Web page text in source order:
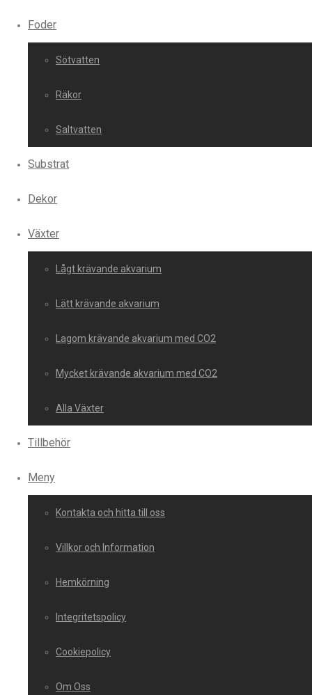
Foder
Sötvatten
Räkor
Saltvatten
Substrat
Dekor
Växter
Lågt krävande akvarium
Lätt krävande akvarium
Lagom krävande akvarium med CO2
Mycket krävande akvarium med CO2
Alla Växter
Tillbehör
Meny
Kontakta och hitta till oss
Villkor och Information
Hemkörning
Integritetspolicy
Cookiepolicy
Om Oss